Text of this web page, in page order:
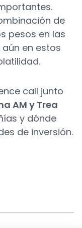
de
pesos en las
en estos
call junto
AM y Trea
y dónde
de inversión.